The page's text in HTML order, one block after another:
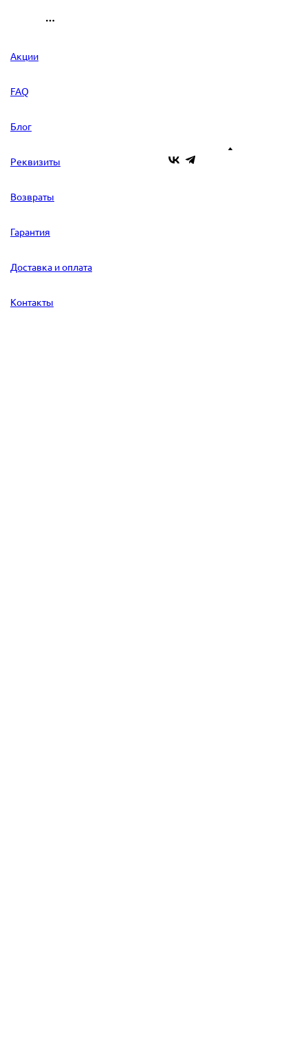
Акции
FAQ
Блог
Реквизиты
Возвраты
Гарантия
Доставка и оплата
Контакты